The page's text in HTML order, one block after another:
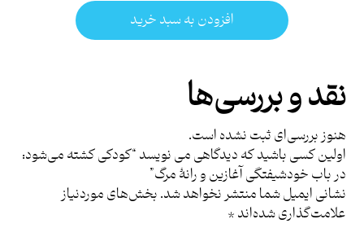
افزودن به سبد خرید
نقد و بررسی‌ها
هنوز بررسی‌ای ثبت نشده است.
اولین کسی باشید که دیدگاهی می نویسد “کودکی کشته می‌شود:
در باب خودشیفتگی آغازین و رانۀ مرگ”
نشانی ایمیل شما منتشر نخواهد شد.بخش‌های موردنیاز
علامت‌گذاری شده‌اند*